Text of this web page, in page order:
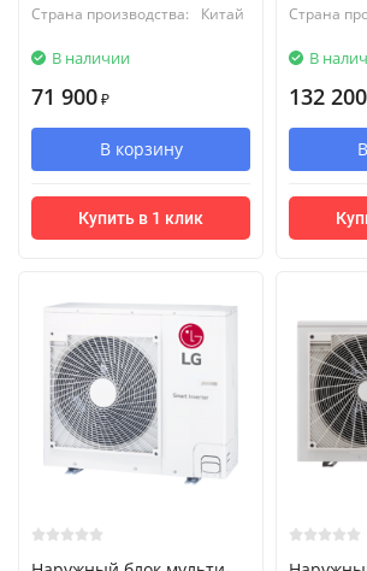
Страна производства:
Китай
В наличии
71 900 ₽
В корзину
Купить в 1 клик
Страна
В
132 200